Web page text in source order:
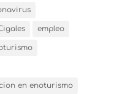
empleo
en enoturismo